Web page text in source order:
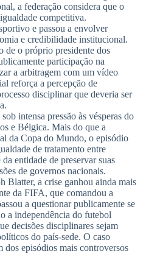
a federação considera que o
competitiva.
e passou a envolver
e credibilidade institucional.
de o próprio presidente dos
participação na
a arbitragem com um vídeo
reforça a percepção de
disciplinar que deveria ser
intensa pressão às vésperas do
e Bélgica. Mais do que a
da Copa do Mundo, o episódio
de tratamento entre
entidade de preservar suas
de governos nacionais.
Blatter, a crise ganhou ainda mais
da FIFA, que comandou a
a questionar publicamente se
a independência do futebol
decisões disciplinares sejam
do país-sede. O caso
episódios mais controversos